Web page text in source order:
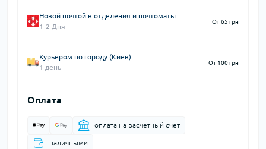
Новой почтой в отделения и почтоматы
1-2 Дня
От 65 грн
Курьером по городу (Киев)
1 день
От 100 грн
Оплата
оплата на расчетный счет
наличными